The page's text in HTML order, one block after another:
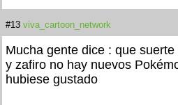
#13 viva_cartoon_network
Mucha gente dice : que
y zafiro no hay nuevos
hubiese gustado